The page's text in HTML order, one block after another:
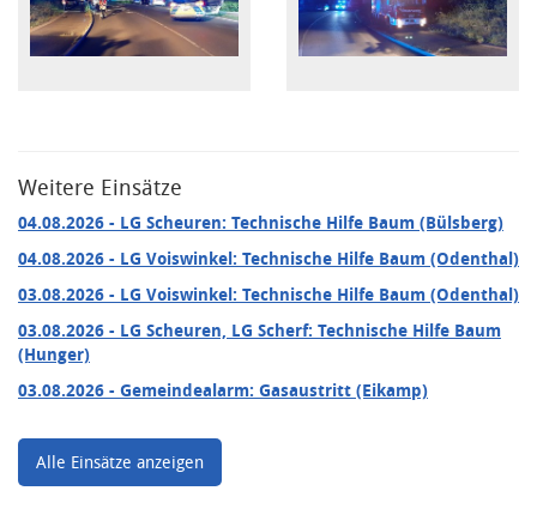
Weitere Einsätze
04.08.2026 - LG Scheuren: Technische Hilfe Baum (Bülsberg)
04.08.2026 - LG Voiswinkel: Technische Hilfe Baum (Odenthal)
03.08.2026 - LG Voiswinkel: Technische Hilfe Baum (Odenthal)
03.08.2026 - LG Scheuren, LG Scherf: Technische Hilfe Baum
(Hunger)
03.08.2026 - Gemeindealarm: Gasaustritt (Eikamp)
Alle Einsätze anzeigen